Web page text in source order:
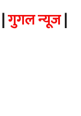
गुगल न्यूज|